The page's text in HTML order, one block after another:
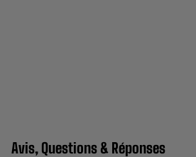
Avis, Questions & Réponses